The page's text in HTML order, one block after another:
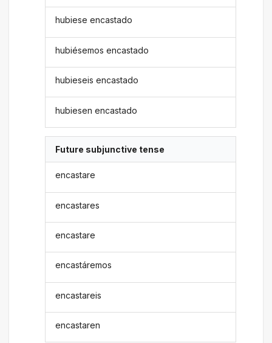
hubiese encastado
hubiésemos encastado
hubieseis encastado
hubiesen encastado
Future subjunctive tense
encastare
encastares
encastare
encastáremos
encastareis
encastaren